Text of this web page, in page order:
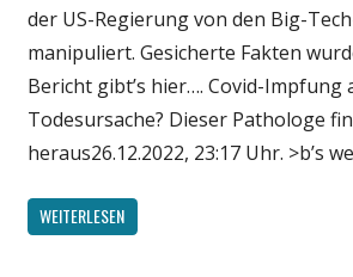
der US-Regierung von den Big-
manipuliert. Gesicherte Fakten
Bericht gibt’s hier…. Covid-Impfung
Todesursache? Dieser Pathologe
heraus26.12.2022, 23:17 Uhr. >b’s
WEITERLESEN